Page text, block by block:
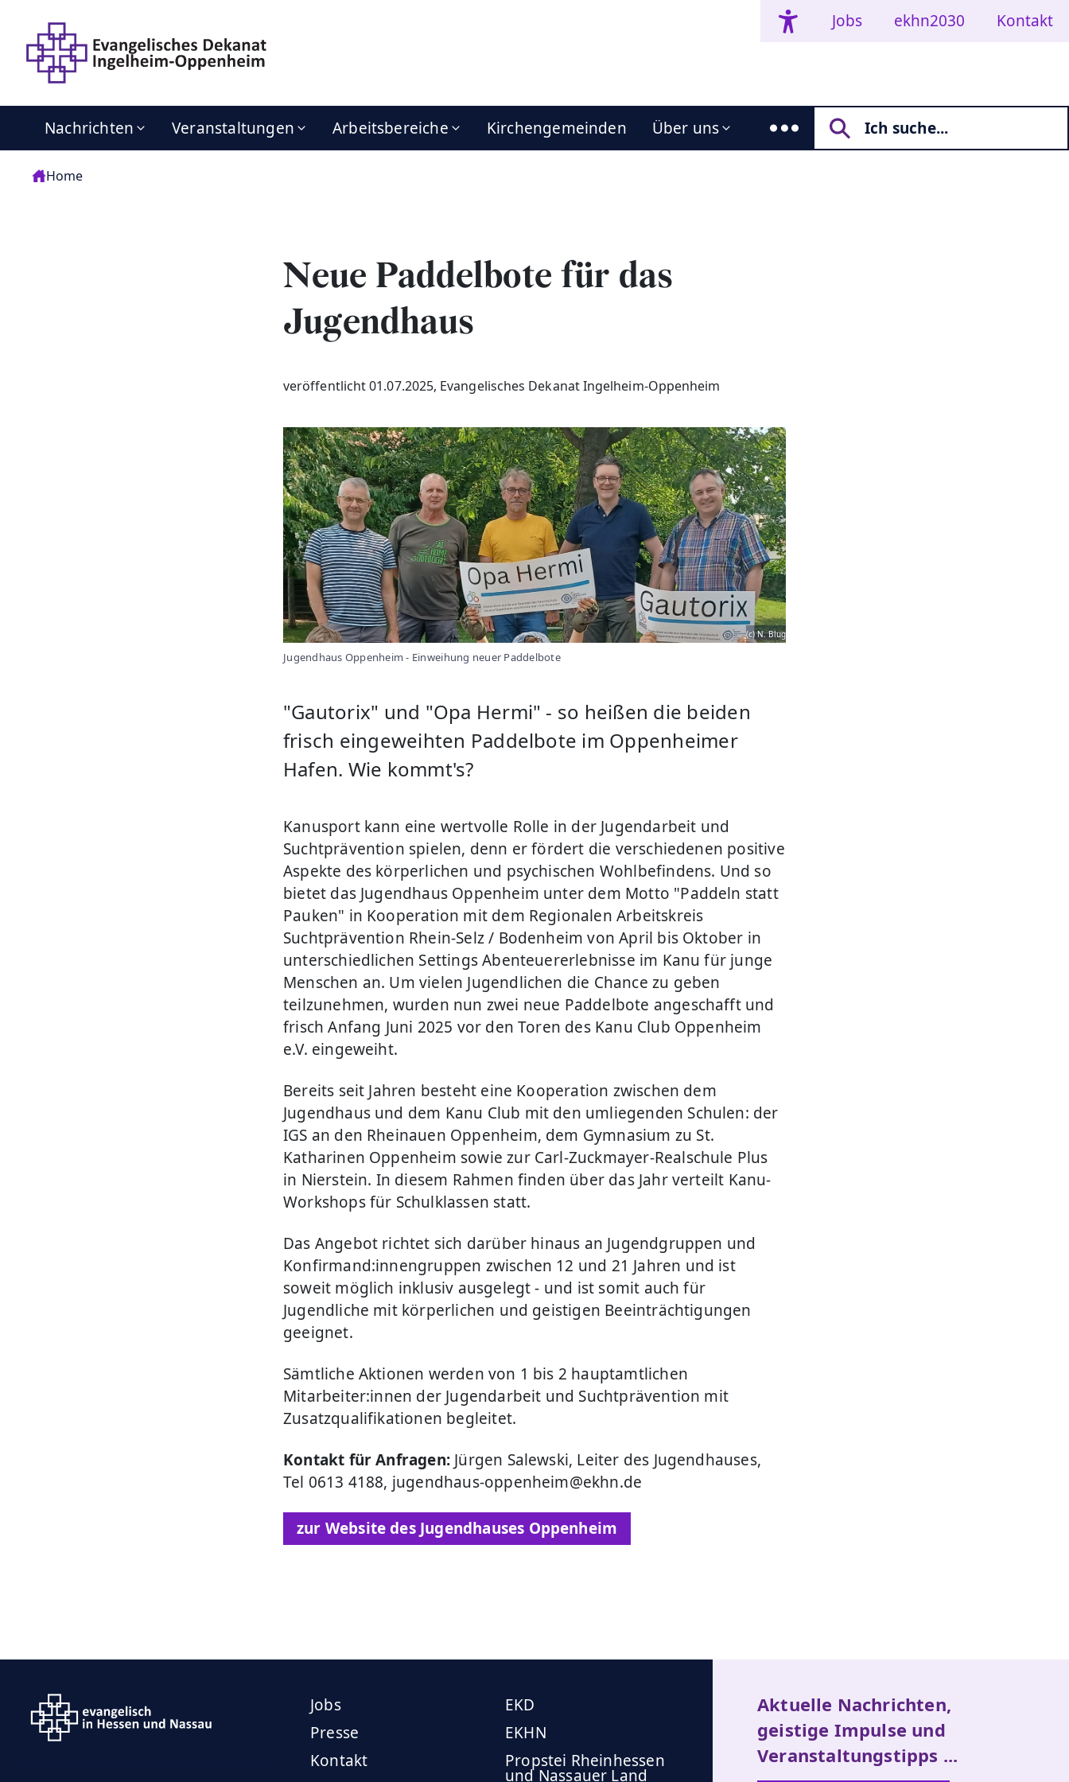
Jobs ekhn2030 Kontakt
Nachrichten Veranstaltungen Arbeitsbereiche Kirchengemeinden Über uns
Home
Neue Paddelbote für das
Jugendhaus
veröffentlicht 01.07.2025, Evangelisches Dekanat Ingelheim-Oppenheim
(c) N. Blug
Jugendhaus Oppenheim - Einweihung neuer Paddelbote
"Gautorix" und "Opa Hermi" - so heißen die beiden
frisch eingeweihten Paddelbote im Oppenheimer
Hafen. Wie kommt's?
Kanusport kann eine wertvolle Rolle in der Jugendarbeit und
Suchtprävention spielen, denn er fördert die verschiedenen positive
Aspekte des körperlichen und psychischen Wohlbefindens. Und so
bietet das Jugendhaus Oppenheim unter dem Motto "Paddeln statt
Pauken" in Kooperation mit dem Regionalen Arbeitskreis
Suchtprävention Rhein-Selz / Bodenheim von April bis Oktober in
unterschiedlichen Settings Abenteuererlebnisse im Kanu für junge
Menschen an. Um vielen Jugendlichen die Chance zu geben
teilzunehmen, wurden nun zwei neue Paddelbote angeschafft und
frisch Anfang Juni 2025 vor den Toren des Kanu Club Oppenheim
e.V. eingeweiht.
Bereits seit Jahren besteht eine Kooperation zwischen dem
Jugendhaus und dem Kanu Club mit den umliegenden Schulen: der
IGS an den Rheinauen Oppenheim, dem Gymnasium zu St.
Katharinen Oppenheim sowie zur Carl-Zuckmayer-Realschule Plus
in Nierstein. In diesem Rahmen finden über das Jahr verteilt Kanu-
Workshops für Schulklassen statt.
Das Angebot richtet sich darüber hinaus an Jugendgruppen und
Konfirmand:innengruppen zwischen 12 und 21 Jahren und ist
soweit möglich inklusiv ausgelegt - und ist somit auch für
Jugendliche mit körperlichen und geistigen Beeinträchtigungen
geeignet.
Sämtliche Aktionen werden von 1 bis 2 hauptamtlichen
Mitarbeiter:innen der Jugendarbeit und Suchtprävention mit
Zusatzqualifikationen begleitet.
Kontakt für Anfragen: Jürgen Salewski, Leiter des Jugendhauses,
Tel 0613 4188, jugendhaus-oppenheim@ekhn.de
zur Website des Jugendhauses Oppenheim
Jobs
Presse
Kontakt
EKD
EKHN
Propstei Rheinhessen
und Nassauer Land
Aktuelle Nachrichten,
geistige Impulse und
Veranstaltungstipps ...